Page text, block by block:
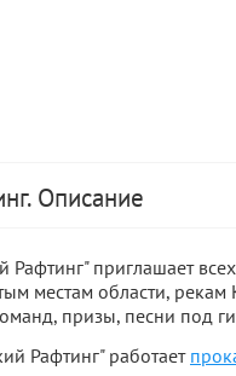
Описание
Рафтинг" приглашает
местам области,
призы, песни под
Рафтинг" работает